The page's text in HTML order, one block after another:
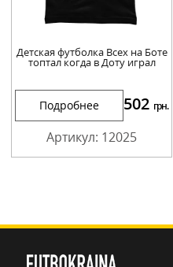
Детская футболка Всех на Боте
топтал когда в Доту играл
Подробнее 502 грн.
Артикул: 12025